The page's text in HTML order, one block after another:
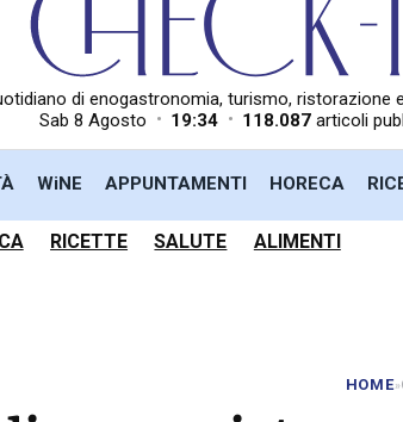
di enogastronomia, turismo, ristorazione
Sab 8 Agosto • 19:34 • 118.087 articoli
WiNE APPUNTAMENTI HORECA
RICETTE SALUTE ALIMENTI
HOME»